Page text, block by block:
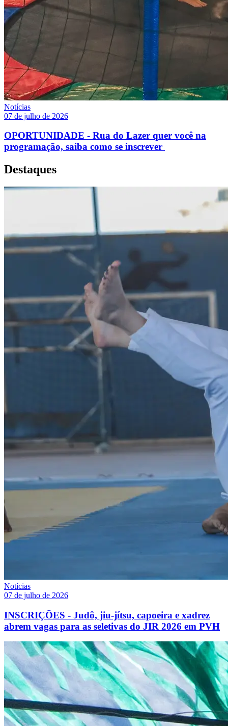
Notícias
07 de julho de 2026
OPORTUNIDADE - Rua do Lazer quer você na
programação, saiba como se inscrever
Destaques
Notícias
07 de julho de 2026
INSCRIÇÕES - Judô, jiu-jítsu, capoeira e xadrez
abrem vagas para as seletivas do JIR 2026 em PVH